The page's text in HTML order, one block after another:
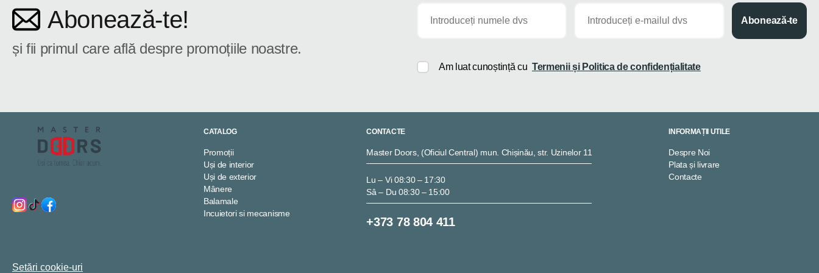
Abonează-te!
și fii primul care află despre promoțiile noastre.
Abonează-te
Am luat cunoștință cu Termenii și Politica de confidențialitate
CATALOG
Promoții
Uși de interior
Uși de exterior
Mânere
Balamale
Incuietori si mecanisme
CONTACTE
Master Doors, (Oficiul Central) mun. Chișinău, str. Uzinelor 11
Lu – Vi 08:30 – 17:30
Sâ – Du 08:30 – 15:00
+373 78 804 411
INFORMAȚII UTILE
Despre Noi
Plata și livrare
Contacte
Setări cookie-uri